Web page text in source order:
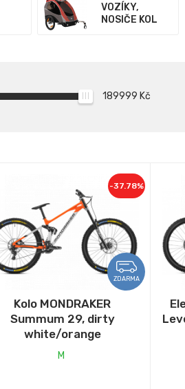
VOZÍKY,
NOSIČE KOL
189999 Kč
ZDARMA
-37.78%
Kolo MONDRAKER
Summum 29, dirty
white/orange
M